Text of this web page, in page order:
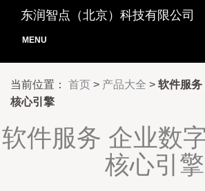
东润智点（北京）科技有限公司
MENU
当前位置： 首页 > 产品大全 > 软件服务
核心引擎
软件服务 企业数
核心引擎